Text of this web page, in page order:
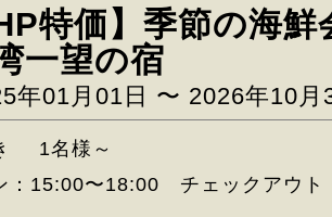
特価】季節の海
一望の宿
年01月01日 〜 2026年10月
1名様～
：15:00〜18:00 チェックアウト